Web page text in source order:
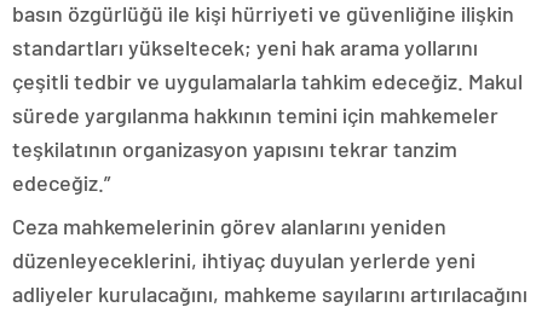
basın özgürlüğü ile kişi hürriyeti ve güvenliğine ilişkin
standartları yükseltecek; yeni hak arama yollarını
çeşitli tedbir ve uygulamalarla tahkim edeceğiz. Makul
sürede yargılanma hakkının temini için mahkemeler
teşkilatının organizasyon yapısını tekrar tanzim
edeceğiz.”
Ceza mahkemelerinin görev alanlarını yeniden
düzenleyeceklerini, ihtiyaç duyulan yerlerde yeni
adliyeler kurulacağını, mahkeme sayılarını artırılacağını